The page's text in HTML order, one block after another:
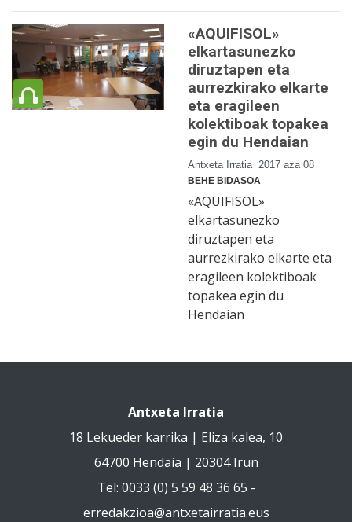
«AQUIFISOL»
elkartasunezko
diruztapen eta
aurrezkirako elkarte
eta eragileen
kolektiboak topakea
egin du Hendaian
Antxeta Irratia 2017 aza 08
BEHE BIDASOA
«AQUIFISOL»
elkartasunezko
diruztapen eta
aurrezkirako elkarte eta
eragileen kolektiboak
topakea egin du
Hendaian
Antxeta Irratia
18 Lekueder karrika | Eliza kalea, 10
64700 Hendaia | 20304 Irun
Tel: 0033 (0) 5 59 48 36 65 -
erredakzioa@antxetairratia.eus